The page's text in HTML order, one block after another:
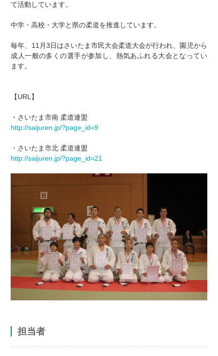
て活動しています。
中学・高校・大学と県の柔道を推進しています。
毎年、11月3日はさいたま市民大会柔道大会が行われ、園児から
成人一般の多くの選手が参加し、熱気あふれる大会となってい
ます。
【URL】
・さいたま市南 柔道連盟
http://saijuren.jp/?page_id=9
・さいたま市北 柔道連盟
http://saijuren.jp/?page_id=21
担当者